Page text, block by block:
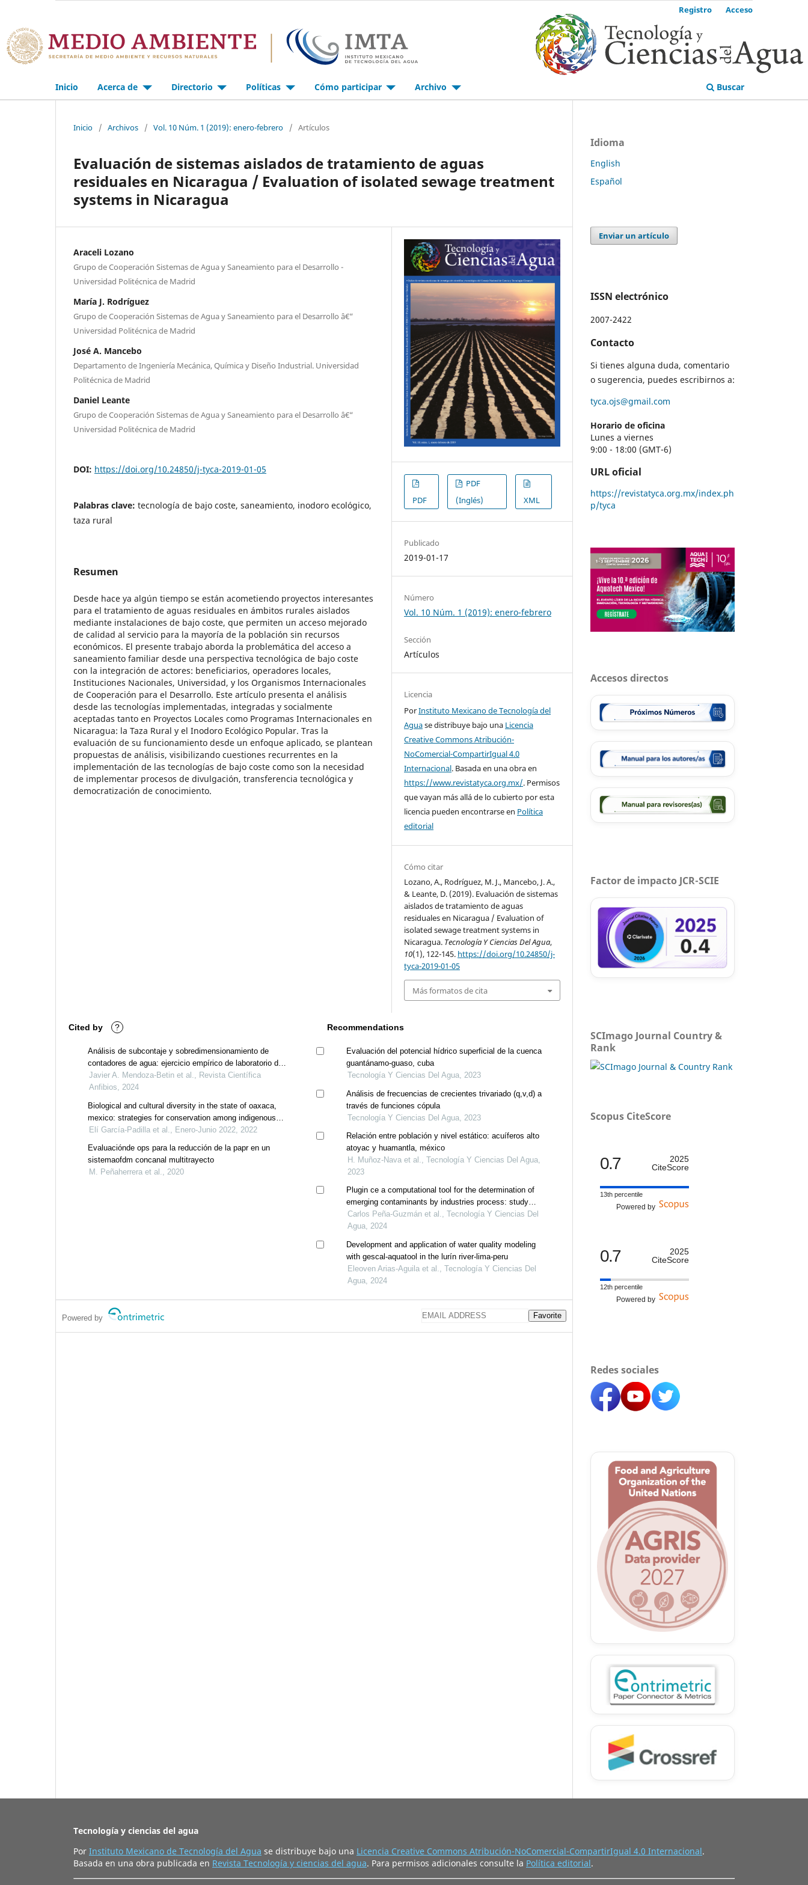
Inicio Acerca de Directorio Políticas Cómo participar Archivo Buscar
Registro Acceso
Inicio / Archivos / Vol. 10 Núm. 1 (2019): enero-febrero / Artículos
Evaluación de sistemas aislados de tratamiento de aguas
residuales en Nicaragua / Evaluation of isolated sewage treatment
systems in Nicaragua
Araceli Lozano
Grupo de Cooperación Sistemas de Agua y Saneamiento para el Desarrollo -
Universidad Politécnica de Madrid
María J. Rodríguez
Grupo de Cooperación Sistemas de Agua y Saneamiento para el Desarrollo â€“
Universidad Politécnica de Madrid
José A. Mancebo
Departamento de Ingeniería Mecánica, Química y Diseño Industrial. Universidad
Politécnica de Madrid
Daniel Leante
Grupo de Cooperación Sistemas de Agua y Saneamiento para el Desarrollo â€“
Universidad Politécnica de Madrid
DOI: https://doi.org/10.24850/j-tyca-2019-01-05
Palabras clave: tecnología de bajo coste, saneamiento, inodoro ecológico,
taza rural
Resumen
Desde hace ya algún tiempo se están acometiendo proyectos interesantes
para el tratamiento de aguas residuales en ámbitos rurales aislados
mediante instalaciones de bajo coste, que permiten un acceso mejorado
de calidad al servicio para la mayoría de la población sin recursos
económicos. El presente trabajo aborda la problemática del acceso a
saneamiento familiar desde una perspectiva tecnológica de bajo coste
con la integración de actores: beneficiarios, operadores locales,
Instituciones Nacionales, Universidad, y los Organismos Internacionales
de Cooperación para el Desarrollo. Este artículo presenta el análisis
desde las tecnologías implementadas, integradas y socialmente
aceptadas tanto en Proyectos Locales como Programas Internacionales en
Nicaragua: la Taza Rural y el Inodoro Ecológico Popular. Tras la
evaluación de su funcionamiento desde un enfoque aplicado, se plantean
propuestas de análisis, visibilizando cuestiones recurrentes en la
implementación de las tecnologías de bajo coste como son la necesidad
de implementar procesos de divulgación, transferencia tecnológica y
democratización de conocimiento.
PDF
PDF
(Inglés)
XML
Publicado
2019-01-17
Número
Vol. 10 Núm. 1 (2019): enero-febrero
Sección
Artículos
Licencia
PorInstituto Mexicano de Tecnología del
Aguase distribuye bajo una Licencia
Creative Commons Atribución-
NoComercial-CompartirIgual 4.0
Internacional. Basada en una obra en
https://www.revistatyca.org.mx/. Permisos
que vayan más allá de lo cubierto por esta
licencia pueden encontrarse en Política
editorial
Cómo citar
Lozano, A., Rodríguez, M. J., Mancebo, J. A.,
& Leante, D. (2019). Evaluación de sistemas
aislados de tratamiento de aguas
residuales en Nicaragua / Evaluation of
isolated sewage treatment systems in
Nicaragua. Tecnología Y Ciencias Del Agua,
10(1), 122-145. https://doi.org/10.24850/j-
tyca-2019-01-05
Más formatos de cita
Cited by ?
Análisis de subcontaje y sobredimensionamiento de
contadores de agua: ejercicio empírico de laboratorio de
metrología de aguas de cartagena s.a. e.s.p.
Javier A. Mendoza-Betin et al., Revista Científica
Anfibios, 2024
Biological and cultural diversity in the state of oaxaca,
mexico: strategies for conservation among indigenous
communities
Elí García-Padilla et al., Enero-Junio 2022, 2022
Evaluaciónde ops para la reducción de la papr en un
sistemaofdm concanal multitrayecto
M. Peñaherrera et al., 2020
Recommendations
Evaluación del potencial hídrico superficial de la cuenca
guantánamo-guaso, cuba
Tecnología Y Ciencias Del Agua, 2023
Análisis de frecuencias de crecientes trivariado (q,v,d) a
través de funciones cópula
Tecnología Y Ciencias Del Agua, 2023
Relación entre población y nivel estático: acuíferos alto
atoyac y huamantla, méxico
H. Muñoz-Nava et al., Tecnología Y Ciencias Del Agua,
2023
Plugin ce a computational tool for the determination of
emerging contaminants by industries process: study
case study for the city of bogotá-colombia
Carlos Peña-Guzmán et al., Tecnología Y Ciencias Del
Agua, 2024
Development and application of water quality modeling
with gescal-aquatool in the lurín river-lima-peru
Eleoven Arias-Aguila et al., Tecnología Y Ciencias Del
Agua, 2024
Powered by Favorite
Idioma
English
Español
Enviar un artículo
ISSN electrónico
2007-2422
Contacto
Si tienes alguna duda, comentario
o sugerencia, puedes escribirnos a:
tyca.ojs@gmail.com
Horario de oficina
Lunes a viernes
9:00 - 18:00 (GMT-6)
URL oficial
https://revistatyca.org.mx/index.ph
p/tyca
Accesos directos
Factor de impacto JCR-SCIE
SCImago Journal Country &
Rank
Scopus CiteScore
0.7
2025
CiteScore
13th percentile
Powered by
0.7
2025
CiteScore
12th percentile
Powered by
Redes sociales
Tecnología y ciencias del agua
Por Instituto Mexicano de Tecnología del Agua se distribuye bajo una Licencia Creative Commons Atribución-NoComercial-CompartirIgual 4.0 Internacional.
Basada en una obra publicada en Revista Tecnología y ciencias del agua. Para permisos adicionales consulte la Política editorial.